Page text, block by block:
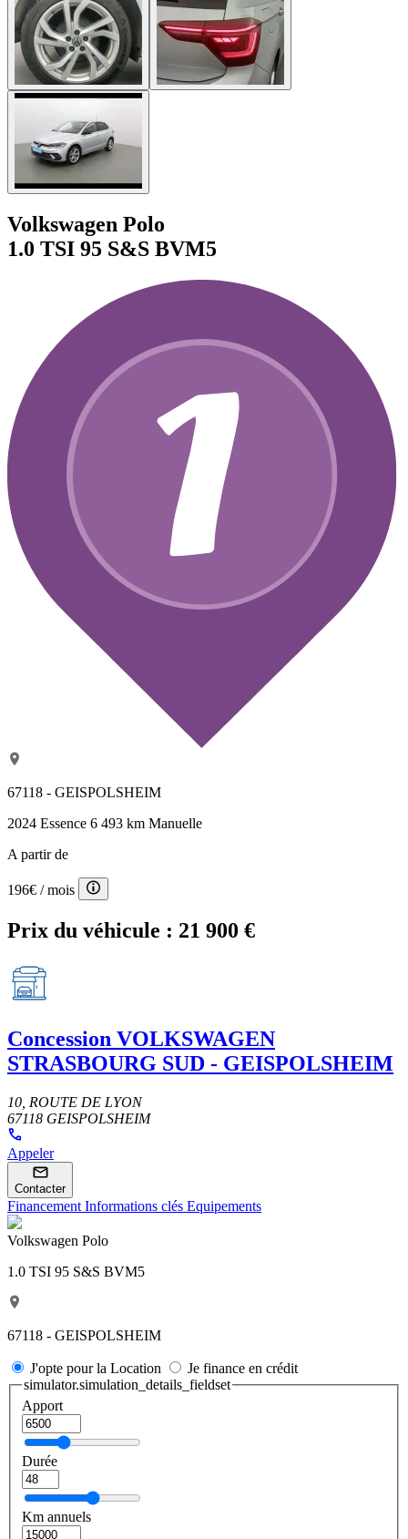
Volkswagen Polo
1.0 TSI 95 S&S BVM5
67118 - GEISPOLSHEIM
2024 Essence 6 493 km Manuelle
A partir de
196€ / mois
Prix du véhicule : 21 900 €
Concession VOLKSWAGEN
STRASBOURG SUD - GEISPOLSHEIM
10, ROUTE DE LYON
67118 GEISPOLSHEIM
Appeler
Contacter
Financement Informations clés Equipements
Volkswagen Polo
1.0 TSI 95 S&S BVM5
67118 - GEISPOLSHEIM
J'opte pour la Location
Je finance en crédit
simulator.simulation_details_fieldset
Apport
Durée
Km annuels